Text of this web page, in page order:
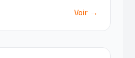
Voir →